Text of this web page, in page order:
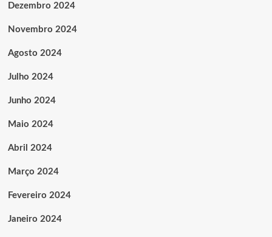
Dezembro 2024
Novembro 2024
Agosto 2024
Julho 2024
Junho 2024
Maio 2024
Abril 2024
Março 2024
Fevereiro 2024
Janeiro 2024